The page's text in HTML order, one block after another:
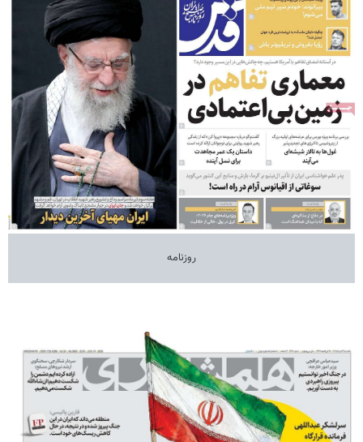
روزنامه